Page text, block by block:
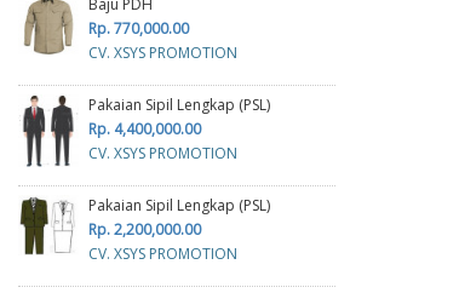
Rp. 770,000.00
CV. XSYS PROMOTION
Pakaian Sipil Lengkap (PSL)
Rp. 4,400,000.00
CV. XSYS PROMOTION
Pakaian Sipil Lengkap (PSL)
Rp. 2,200,000.00
CV. XSYS PROMOTION